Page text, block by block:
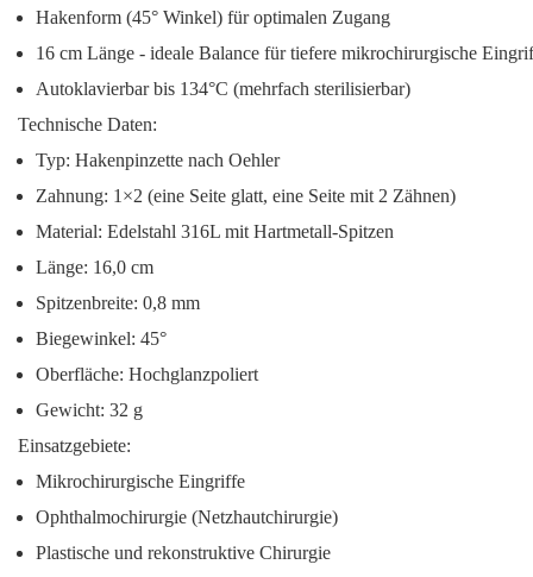
Hakenform (45° Winkel) für optimalen Zugang
16 cm Länge - ideale Balance für tiefere mikrochirurgische
Autoklavierbarbis 134°C (mehrfach sterilisierbar)
Technische Daten:
Typ: Hakenpinzette nach Oehler
Zahnung: 1×2 (eine Seite glatt, eine Seite mit 2 Zähnen)
Material: Edelstahl 316L mit Hartmetall-Spitzen
Länge: 16,0 cm
Spitzenbreite: 0,8 mm
Biegewinkel: 45°
Oberfläche: Hochglanzpoliert
Gewicht: 32 g
Einsatzgebiete:
Mikrochirurgische Eingriffe
Ophthalmochirurgie (Netzhautchirurgie)
Plastische und rekonstruktive Chirurgie